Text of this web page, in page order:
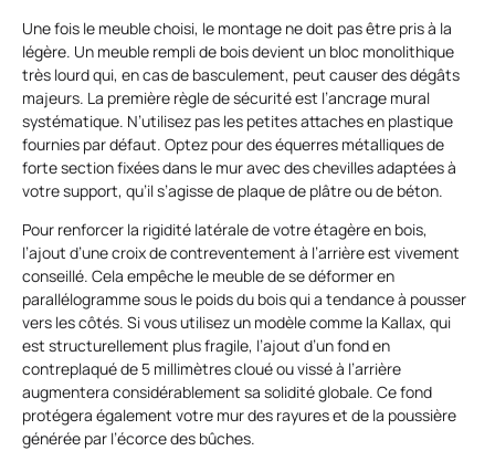
Une fois le meuble choisi, le montage ne doit pas être pris à la
légère. Un meuble rempli de bois devient un bloc monolithique
très lourd qui, en cas de basculement, peut causer des dégâts
majeurs. La première règle de sécurité est l’ancrage mural
systématique. N’utilisez pas les petites attaches en plastique
fournies par défaut. Optez pour des équerres métalliques de
forte section fixées dans le mur avec des chevilles adaptées à
votre support, qu’il s’agisse de plaque de plâtre ou de béton.
Pour renforcer la rigidité latérale de votre étagère en bois,
l’ajout d’une croix de contreventement à l’arrière est vivement
conseillé. Cela empêche le meuble de se déformer en
parallélogramme sous le poids du bois qui a tendance à pousser
vers les côtés. Si vous utilisez un modèle comme la Kallax, qui
est structurellement plus fragile, l’ajout d’un fond en
contreplaqué de 5 millimètres cloué ou vissé à l’arrière
augmentera considérablement sa solidité globale. Ce fond
protégera également votre mur des rayures et de la poussière
générée par l’écorce des bûches.